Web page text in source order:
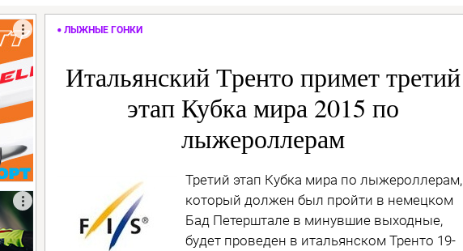
ЛЫЖНЫЕ ГОНКИ
Итальянский Тренто примет третий
этап Кубка мира 2015 по
лыжероллерам
Третий этап Кубка мира по лыжероллерам,
который должен был пройти в немецком
Бад Петерштале в минувшие выходные,
будет проведен в итальянском Тренто 19-